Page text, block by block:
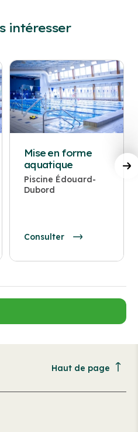
intéresser
Mise en forme
aquatique
Piscine Édouard-
Dubord
Consulter
Haut de page